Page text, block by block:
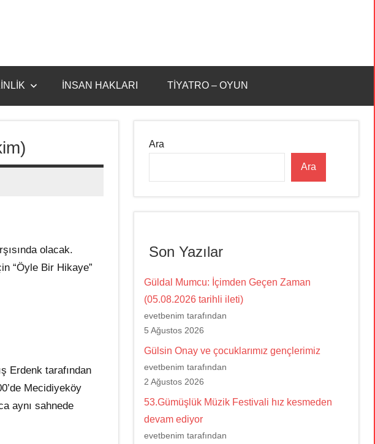
İNSAN HAKLARI TİYATRO – OYUN
olacak.
“Öyle Bir Hikaye”
Erdenk tarafından
Mecidiyeköy
aynı sahnede
Ara
Ara
Son Yazılar
Güldal Mumcu: İçimden Geçen Zaman
(05.08.2026 tarihli ileti)
evetbenim tarafından
5 Ağustos 2026
Gülsin Onay ve çocuklarımız gençlerimiz
evetbenim tarafından
2 Ağustos 2026
53.Gümüşlük Müzik Festivali hız kesmeden
devam ediyor
evetbenim tarafından